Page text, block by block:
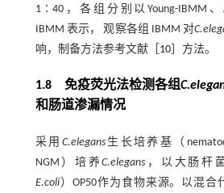
1∶40，各组分别以Young-IBMM、
IBMM 表示， 观察各组 IBMM 对
响，制备方法参考文献［ 10］方法。
1.8 免疫荧光法检测各组
和肠道渗漏情况
采用 C.elegans生长培养基（
NGM）培养C.elegans ，以大肠杆
E.coli）OP50作为食物来源。以混合